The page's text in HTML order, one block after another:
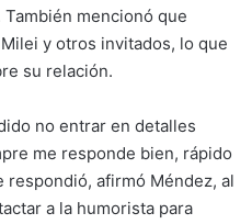
mencionó que
y otros invitados, lo que
su relación.
no entrar en detalles
me responde bien, rápido
respondió, afirmó Méndez, al
a la humorista para